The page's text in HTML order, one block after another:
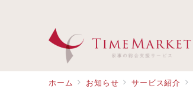
ホーム お知らせ サービス紹介